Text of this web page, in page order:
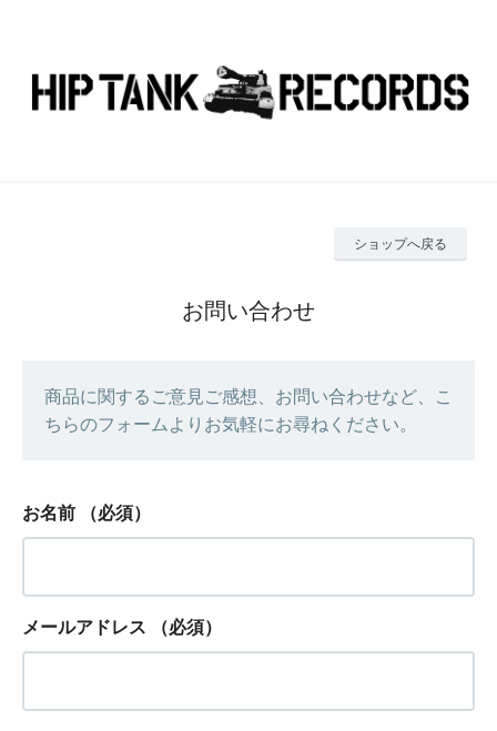
ショップへ戻る
お問い合わせ
商品に関するご意見ご感想、お問い合わせなど、こ
ちらのフォームよりお気軽にお尋ねください。
お名前 （必須）
メールアドレス （必須）